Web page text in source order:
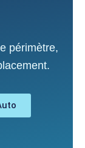
périmètre,